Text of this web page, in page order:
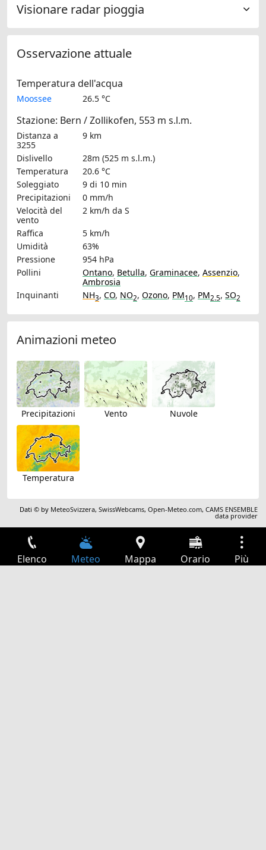
Visionare radar pioggia
Osservazione attuale
Temperatura dell'acqua
Moossee 26.5 °C
Stazione: Bern / Zollikofen, 553 m s.l.m.
Distanza a
3255
9 km
Dislivello
28m (525 m s.l.m.)
Temperatura
20.6 °C
Soleggiato
9 di 10 min
Precipitazioni
0 mm/h
Velocità del
vento
2 km/h da S
Raffica
5 km/h
Umidità
63%
Pressione
954 hPa
Pollini
Ontano, Betulla, Graminacee, Assenzio,
Ambrosia
Inquinanti
NH3, CO, NO2, Ozono, PM10, PM2.5, SO2
Animazioni meteo
Precipitazioni Vento Nuvole
Temperatura
Dati © by MeteoSvizzera,SwissWebcams,Open-Meteo.com,CAMS ENSEMBLE
data provider
Elenco Meteo Mappa Orario Più